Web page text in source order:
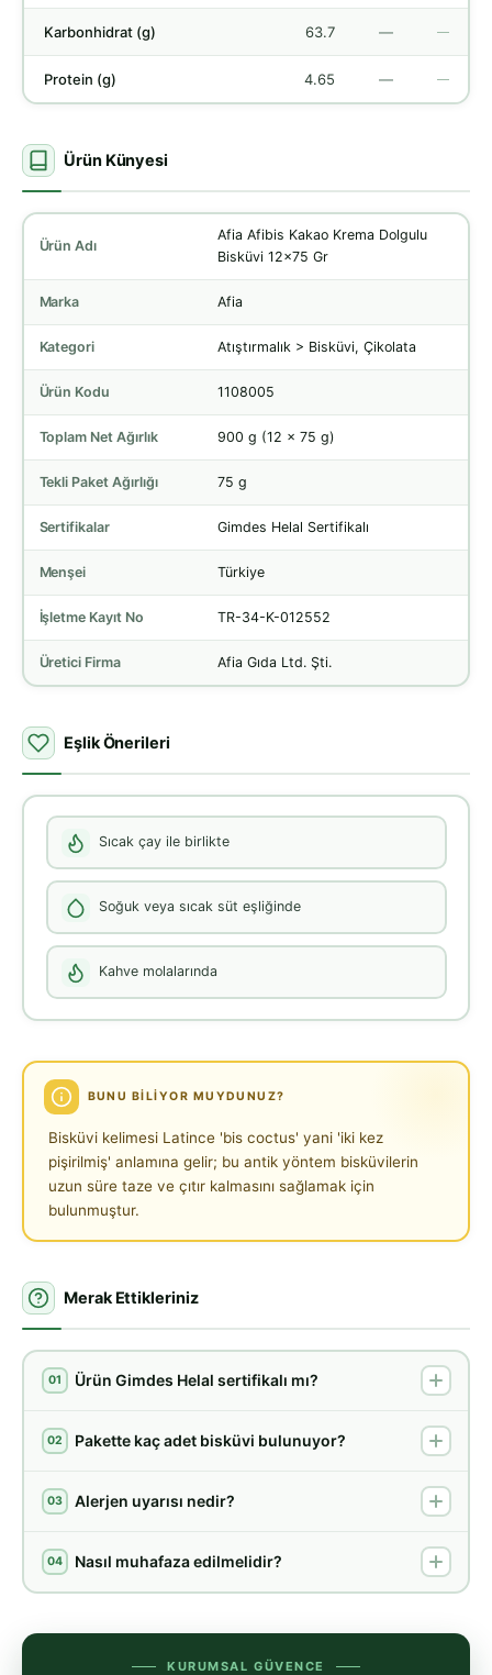
Karbonhidrat (g) 63.7 — —
Protein (g) 4.65 — —
Ürün Künyesi
Ürün Adı
Afia Afibis Kakao Krema Dolgulu
Bisküvi 12x75 Gr
Marka Afia
Kategori Atıştırmalık > Bisküvi, Çikolata
Ürün Kodu 1108005
Toplam Net Ağırlık 900 g (12 x 75 g)
Tekli Paket Ağırlığı 75 g
Sertifikalar Gimdes Helal Sertifikalı
Menşei Türkiye
İşletme Kayıt No TR-34-K-012552
Üretici Firma Afia Gıda Ltd. Şti.
Eşlik Önerileri
Sıcak çay ile birlikte
Soğuk veya sıcak süt eşliğinde
Kahve molalarında
BUNU BILIYOR MUYDUNUZ?
Bisküvi kelimesi Latince 'bis coctus' yani 'iki kez
pişirilmiş' anlamına gelir; bu antik yöntem bisküvilerin
uzun süre taze ve çıtır kalmasını sağlamak için
bulunmuştur.
Merak Ettikleriniz
01 Ürün Gimdes Helal sertifikalı mı?
02 Pakette kaç adet bisküvi bulunuyor?
03 Alerjen uyarısı nedir?
04 Nasıl muhafaza edilmelidir?
KURUMSAL GÜVENCE